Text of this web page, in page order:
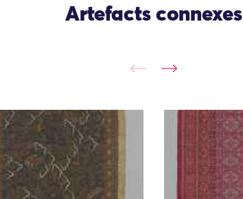
Artefacts connexes